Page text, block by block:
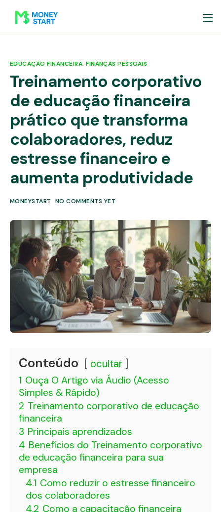
EDUCAÇÃO FINANCEIRA,FINANÇAS PESSOAIS
Treinamento corporativo
de educação financeira
prático que transforma
colaboradores, reduz
estresse financeiro e
aumenta produtividade
MONEYSTART NO COMMENTS YET
Conteúdo ocultar
1 Ouça O Artigo via Áudio (Acesso
Simples & Rápido)
2 Treinamento corporativo de educação
financeira
3 Principais aprendizados
4 Benefícios do Treinamento corporativo
de educação financeira para sua
empresa
4.1 Como reduzir o estresse financeiro
dos colaboradores
4.2 Como a capacitação financeira